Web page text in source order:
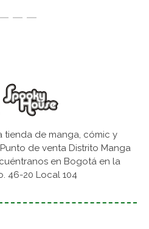
tienda de manga, cómic y
de venta Distrito Manga
en Bogotá en la
46-20 Local 104